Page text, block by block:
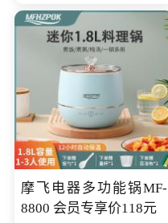
摩飞电器多功能锅MF-
8800 会员专享价118元